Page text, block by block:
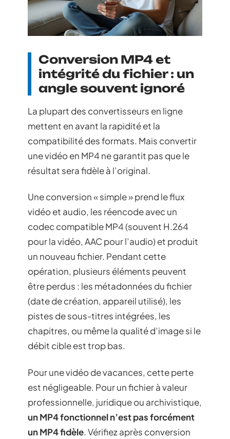
Conversion MP4 et
intégrité du fichier : un
angle souvent ignoré
La plupart des convertisseurs en ligne
mettent en avant la rapidité et la
compatibilité des formats. Mais convertir
une vidéo en MP4 ne garantit pas que le
résultat sera fidèle à l’original.
Une conversion « simple » prend le flux
vidéo et audio, les réencode avec un
codec compatible MP4 (souvent H.264
pour la vidéo, AAC pour l’audio) et produit
un nouveau fichier. Pendant cette
opération, plusieurs éléments peuvent
être perdus : les métadonnées du fichier
(date de création, appareil utilisé), les
pistes de sous-titres intégrées, les
chapitres, ou même la qualité d’image si le
débit cible est trop bas.
Pour une vidéo de vacances, cette perte
est négligeable. Pour un fichier à valeur
professionnelle, juridique ou archivistique,
un MP4 fonctionnel n’est pas forcément
un MP4 fidèle. Vérifiez après conversion